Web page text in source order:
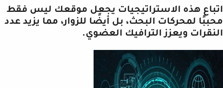
اتباع هذه الاستراتيجيات يجعل موقعك ليس فقط
محببًا لمحركات البحث، بل أيضًا للزوار، مما يزيد عدد
النقرات ويعزز الترافيك العضوي.